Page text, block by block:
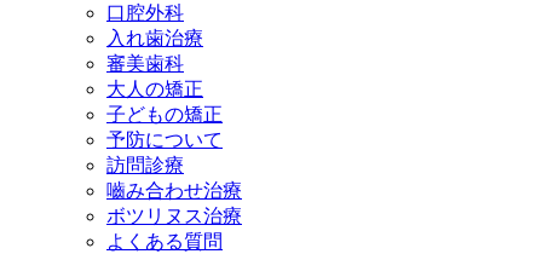
口腔外科
入れ歯治療
審美歯科
大人の矯正
子どもの矯正
予防について
訪問診療
嚙み合わせ治療
ボツリヌス治療
よくある質問